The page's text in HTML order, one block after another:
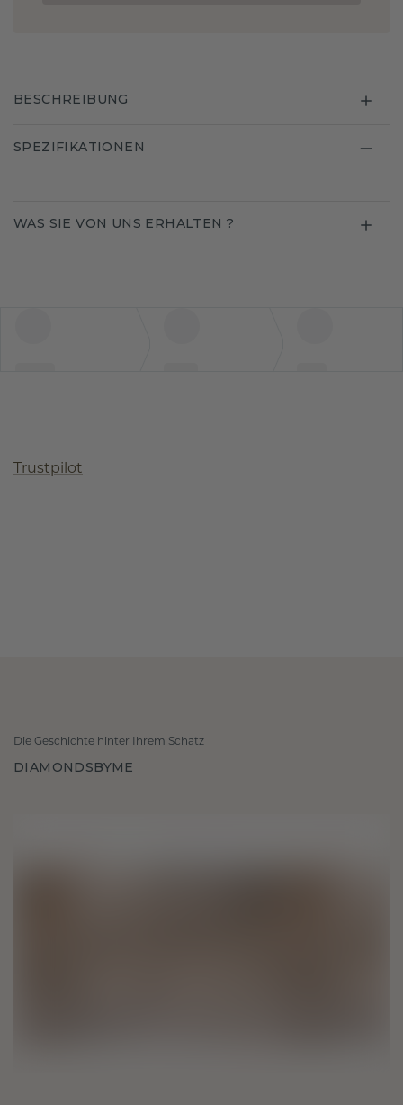
BESCHREIBUNG
SPEZIFIKATIONEN
WAS SIE VON UNS ERHALTEN ?
Trustpilot
Die Geschichte hinter Ihrem Schatz
DIAMONDSBYME